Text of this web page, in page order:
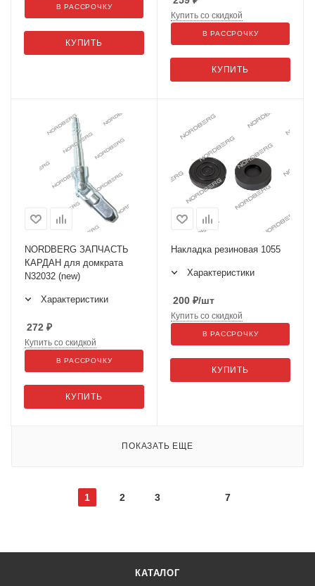
КУПИТЬ
В РАССРОЧКУ
КУПИТЬ
Купить со скидкой
В РАССРОЧКУ
NORDBERG ЗАПЧАСТЬ
КАРДАН для домкрата
N32032 (new)
Характеристики
272 ₽
КУПИТЬ
Купить со скидкой
В РАССРОЧКУ
Накладка резиновая 1055
Характеристики
200 ₽/шт
КУПИТЬ
Купить со скидкой
В РАССРОЧКУ
ПОКАЗАТЬ ЕЩЕ
1 2 3 7
КАТАЛОГ